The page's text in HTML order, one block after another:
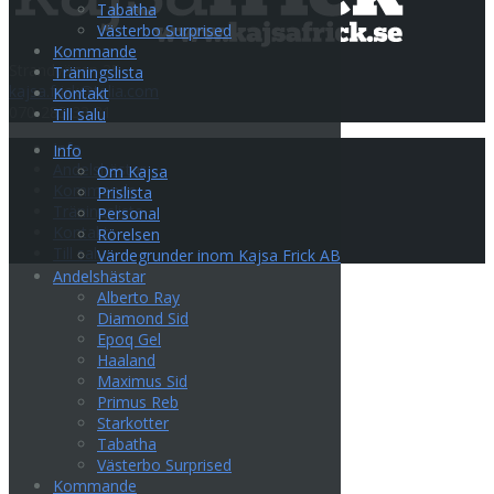
Tabatha
Västerbo Surprised
Kommande
Träningslista
Kontakt
Till salu
Info
Om Kajsa
Prislista
Personal
Rörelsen
Värdegrunder inom Kajsa Frick AB
Andelshästar
Alberto Ray
Diamond Sid
Epoq Gel
Haaland
Maximus Sid
Primus Reb
Starkotter
Tabatha
Västerbo Surprised
Kommande
Strandvägen 35
kajsa.frick@telia.com
070-285 33 31
Info
Andelshästar
Kommande
Träningslista
Kontakt
Till salu